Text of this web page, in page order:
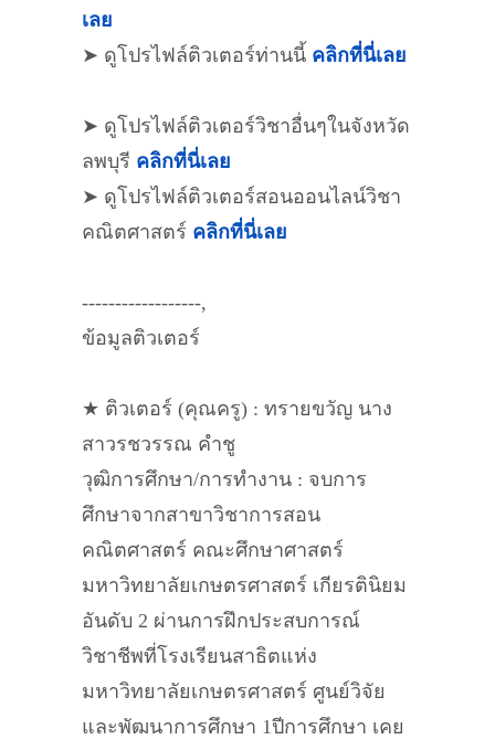
เลย
➤ ดูโปรไฟล์ติวเตอร์ท่านนี้ คลิกที่นี่เลย
➤ ดูโปรไฟล์ติวเตอร์วิชาอื่นๆในจังหวัด
ลพบุรี คลิกที่นี่เลย
➤ ดูโปรไฟล์ติวเตอร์สอนออนไลน์วิชา
คณิตศาสตร์ คลิกที่นี่เลย
------------------,
ข้อมูลติวเตอร์
★ ติวเตอร์ (คุณครู) : ทรายขวัญ นาง
สาวรชวรรณ คำชู
วุฒิการศึกษา/การทำงาน : จบการ
ศึกษาจากสาขาวิชาการสอน
คณิตศาสตร์ คณะศึกษาศาสตร์
มหาวิทยาลัยเกษตรศาสตร์ เกียรตินิยม
อันดับ 2 ผ่านการฝึกประสบการณ์
วิชาชีพที่โรงเรียนสาธิตแห่ง
มหาวิทยาลัยเกษตรศาสตร์ ศูนย์วิจัย
และพัฒนาการศึกษา 1ปีการศึกษา เคย